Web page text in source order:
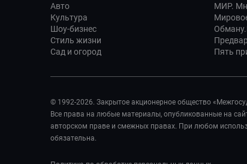
Авто
Культура
Шоу-бизнес
Стиль жизни
Сад и огород
МИР.
Пять
© 1992-2026. Закрытое акционерное общество
Все права на любые материалы, опубликованные на
авторском праве и смежных правах. При любом
обязательна.